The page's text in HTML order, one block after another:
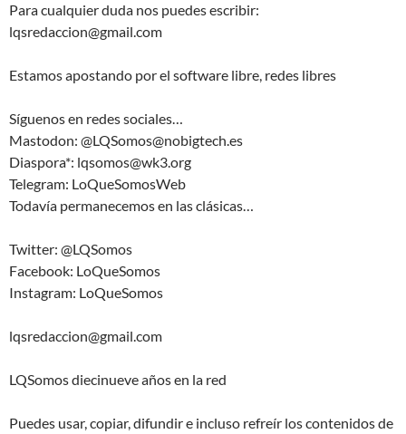
Para cualquier duda nos puedes escribir:
lqsredaccion@gmail.com
Estamos apostando por el software libre, redes libres
Síguenos en redes sociales…
Mastodon: @LQSomos@nobigtech.es
Diaspora*: lqsomos@wk3.org
Telegram: LoQueSomosWeb
Todavía permanecemos en las clásicas…
Twitter: @LQSomos
Facebook: LoQueSomos
Instagram: LoQueSomos
lqsredaccion@gmail.com
LQSomos diecinueve años en la red
Puedes usar, copiar, difundir e incluso refreír los contenidos de